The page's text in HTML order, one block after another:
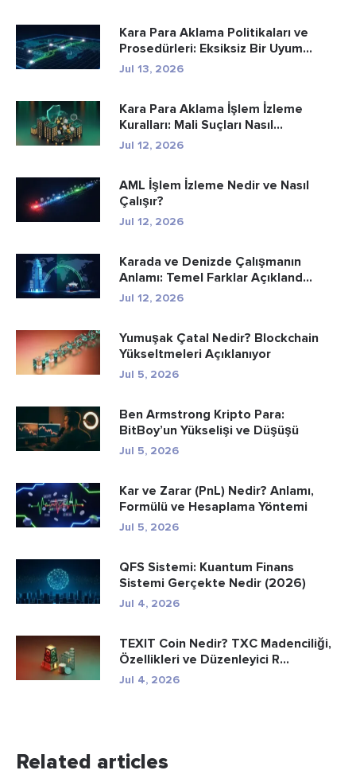
Kara Para Aklama Politikaları ve
Prosedürleri: Eksiksiz Bir Uyum...
Jul 13, 2026
Kara Para Aklama İşlem İzleme
Kuralları: Mali Suçları Nasıl...
Jul 12, 2026
AML İşlem İzleme Nedir ve Nasıl
Çalışır?
Jul 12, 2026
Karada ve Denizde Çalışmanın
Anlamı: Temel Farklar Açıkland...
Jul 12, 2026
Yumuşak Çatal Nedir? Blockchain
Yükseltmeleri Açıklanıyor
Jul 5, 2026
Ben Armstrong Kripto Para:
BitBoy’un Yükselişi ve Düşüşü
Jul 5, 2026
Kar ve Zarar (PnL) Nedir? Anlamı,
Formülü ve Hesaplama Yöntemi
Jul 5, 2026
QFS Sistemi: Kuantum Finans
Sistemi Gerçekte Nedir (2026)
Jul 4, 2026
TEXIT Coin Nedir? TXC Madenciliği,
Özellikleri ve Düzenleyici R...
Jul 4, 2026
Related articles